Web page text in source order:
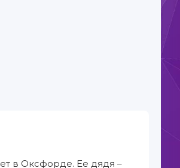
в Оксфорде. Ее дядя –